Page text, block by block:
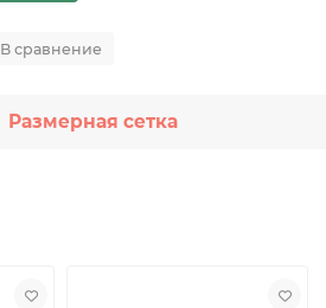
В сравнение
Размерная сетка